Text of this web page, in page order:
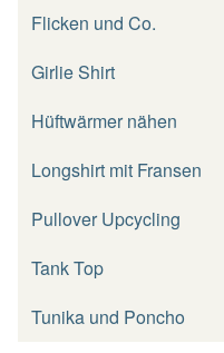
Flicken und Co.
Girlie Shirt
Hüftwärmer nähen
Longshirt mit Fransen
Pullover Upcycling
Tank Top
Tunika und Poncho